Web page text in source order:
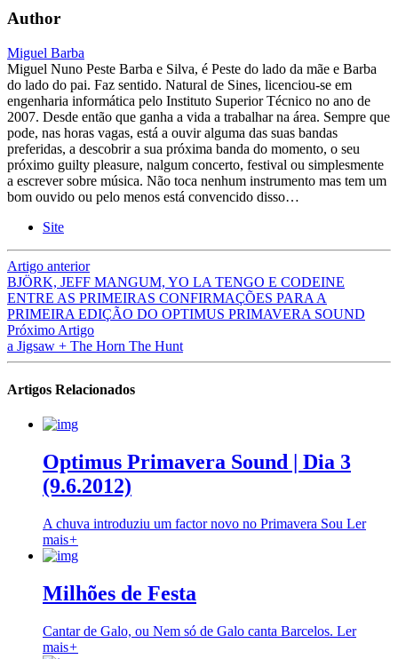
Author
Miguel Barba
Miguel Nuno Peste Barba e Silva, é Peste do lado da mãe e Barba
do lado do pai. Faz sentido. Natural de Sines, licenciou-se em
engenharia informática pelo Instituto Superior Técnico no ano de
2007. Desde então que ganha a vida a trabalhar na área. Sempre que
pode, nas horas vagas, está a ouvir alguma das suas bandas
preferidas, a descobrir a sua próxima banda do momento, o seu
próximo guilty pleasure, nalgum concerto, festival ou simplesmente
a escrever sobre música. Não toca nenhum instrumento mas tem um
bom ouvido ou pelo menos está convencido disso…
Site
Artigo anterior
BJÖRK, JEFF MANGUM, YO LA TENGO E CODEINE
ENTRE AS PRIMEIRAS CONFIRMAÇÕES PARA A
PRIMEIRA EDIÇÃO DO OPTIMUS PRIMAVERA SOUND
Próximo Artigo
a Jigsaw + The Horn The Hunt
Artigos Relacionados
Optimus Primavera Sound | Dia 3
(9.6.2012)
A chuva introduziu um factor novo no Primavera Sou Ler
mais+
Milhões de Festa
Cantar de Galo, ou Nem só de Galo canta Barcelos. Ler
mais+